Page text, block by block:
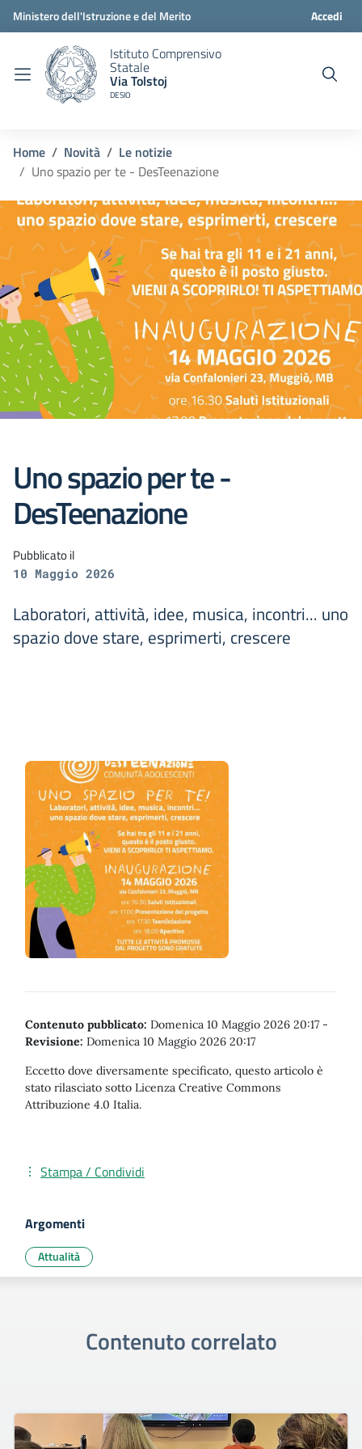
Ministero dell'Istruzione e del Merito Accedi
Istituto Comprensivo
Statale
Via Tolstoj
DESIO
Home Novità
Le notizie
Uno spazio per te - DesTeenazione
Uno spazio per te -
DesTeenazione
Pubblicato il
10 Maggio 2026
Laboratori, attività, idee, musica, incontri... uno
spazio dove stare, esprimerti, crescere
Contenuto pubblicato: Domenica 10 Maggio 2026 20:17 -
Revisione: Domenica 10 Maggio 2026 20:17
Eccetto dove diversamente specificato, questo articolo è
stato rilasciato sotto Licenza Creative Commons
Attribuzione 4.0 Italia.
Stampa / Condividi
Argomenti
Attualità
Contenuto correlato